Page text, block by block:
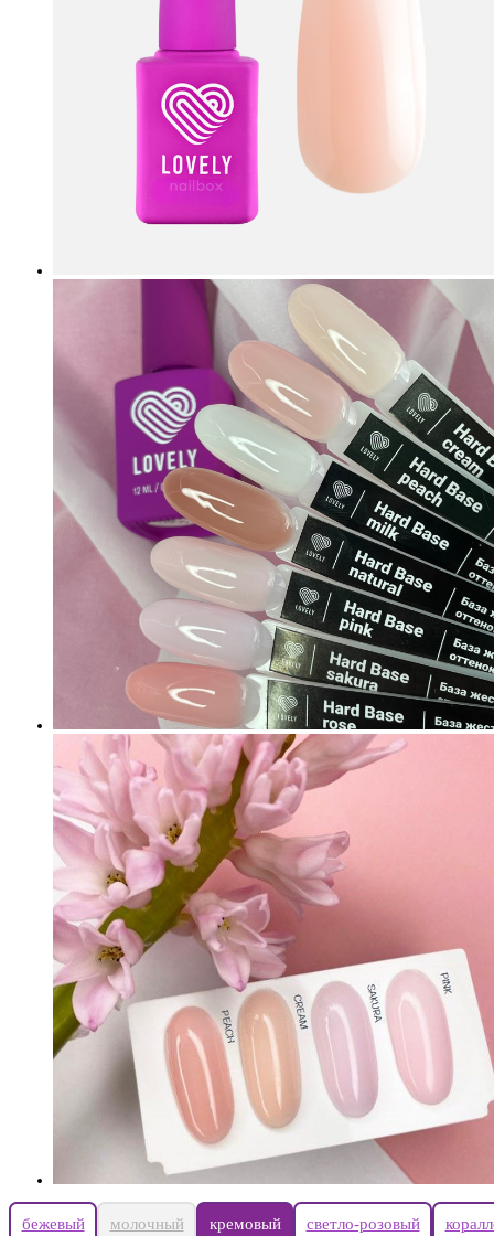
бежевый молочный кремовый светло-розовый